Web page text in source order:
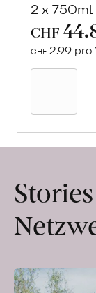
2 x 750ml
CHF
CHF 2.99